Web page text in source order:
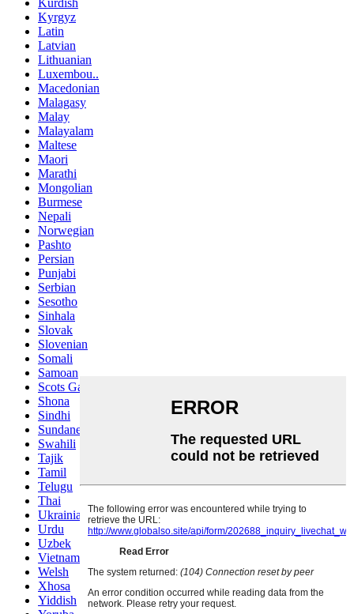
Kurdish
Kyrgyz
Latin
Latvian
Lithuanian
Luxembou..
Macedonian
Malagasy
Malay
Malayalam
Maltese
Maori
Marathi
Mongolian
Burmese
Nepali
Norwegian
Pashto
Persian
Punjabi
Serbian
Sesotho
Sinhala
Slovak
Slovenian
Somali
Samoan
Scots Gaelic
Shona
Sindhi
Sundanese
Swahili
Tajik
Tamil
Telugu
Thai
Ukrainian
Urdu
Uzbek
Vietnamese
Welsh
Xhosa
Yiddish